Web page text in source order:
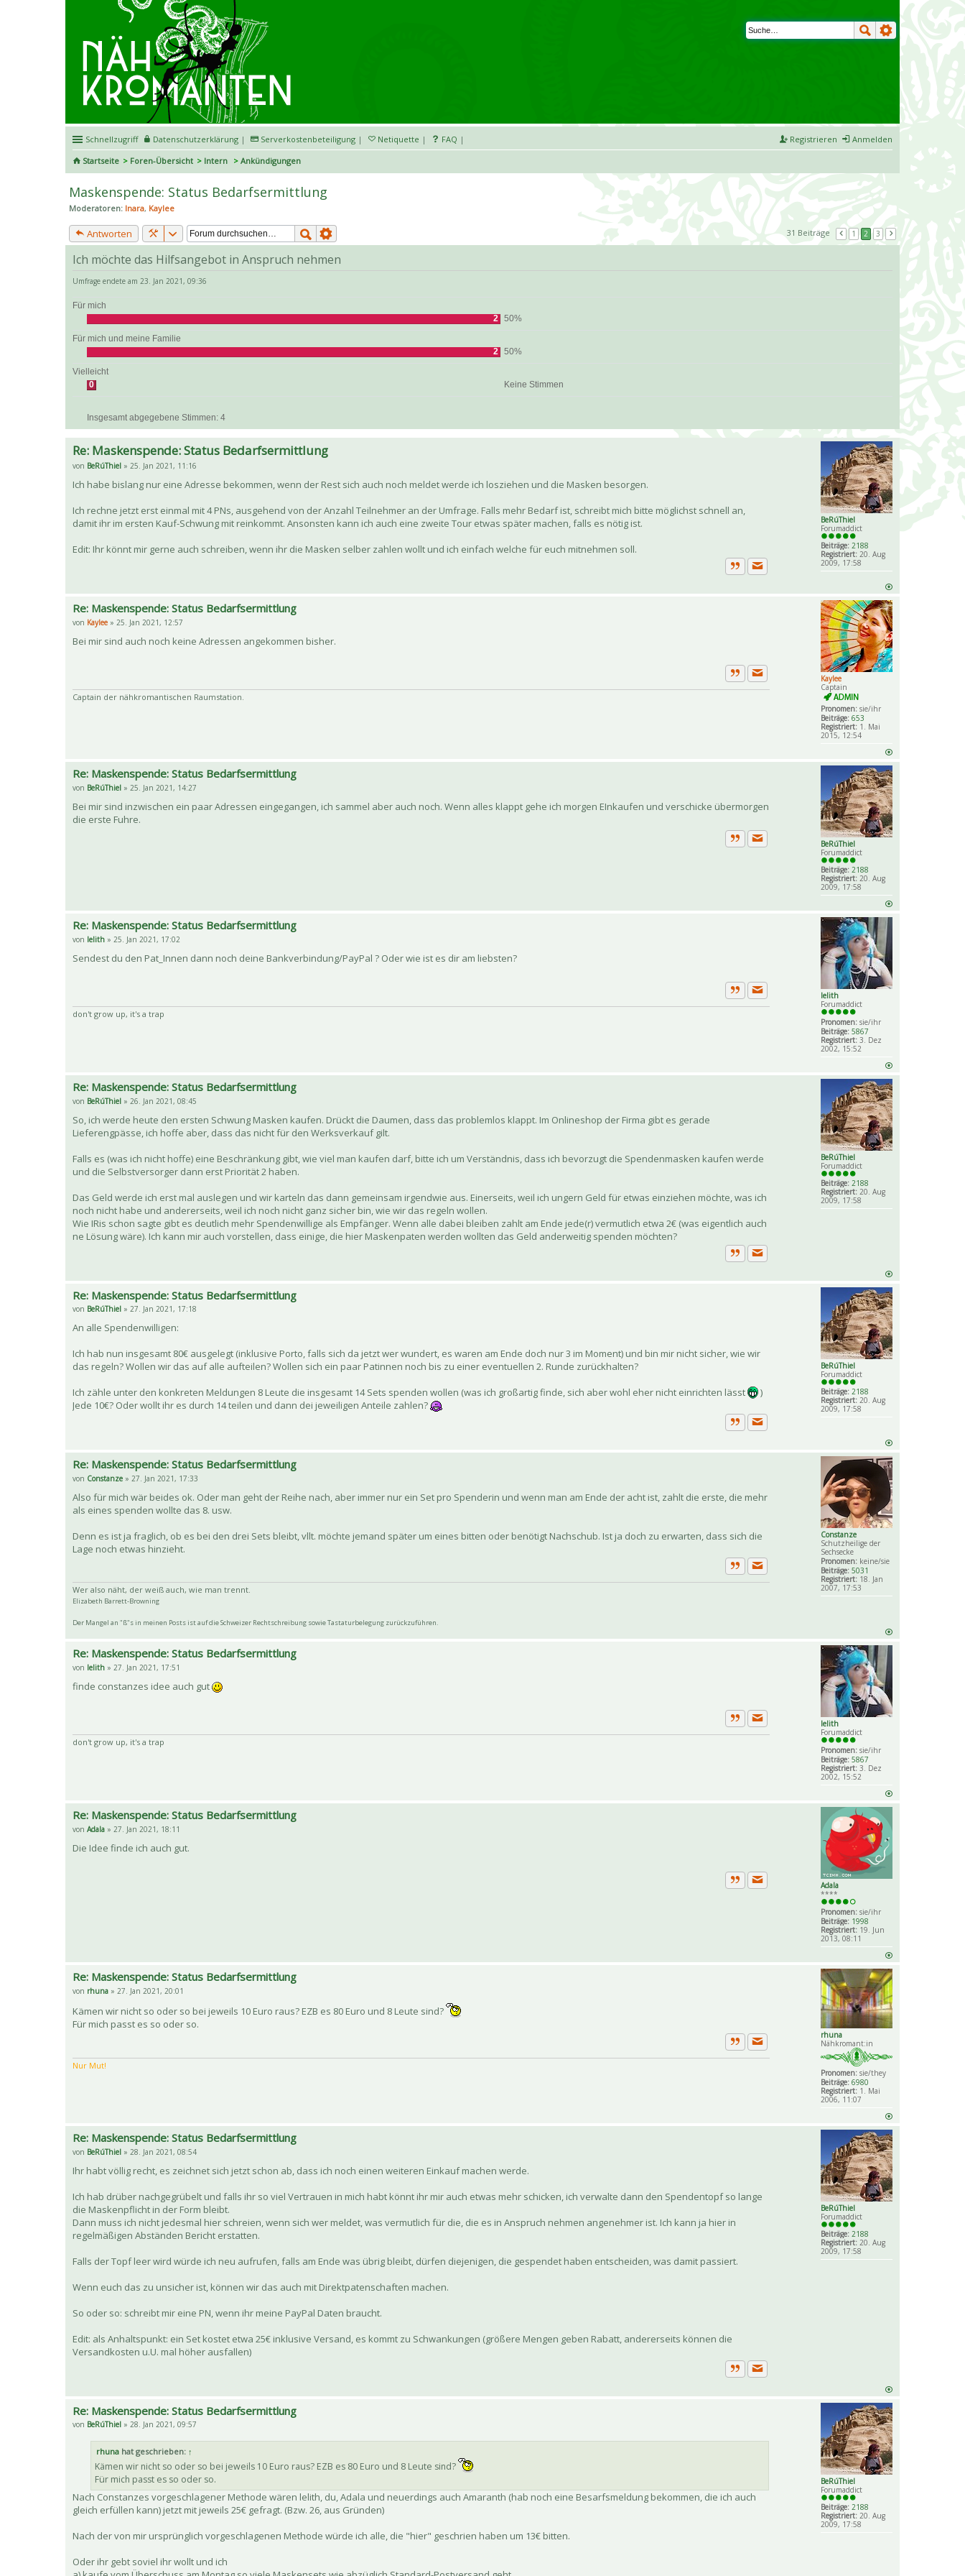
Schnellzugriff Datenschutzerklärung | Serverkostenbeteiligung | Netiquette | FAQ | Anmelden
Registrieren
Startseite
Foren-Übersicht Intern Ankündigungen
Maskenspende: Status Bedarfsermittlung
Moderatoren: Inara, Kaylee
Antworten 31 Beiträge 1 2 3
Ich möchte das Hilfsangebot in Anspruch nehmen
Umfrage endete am 23. Jan 2021, 09:36
Für mich
2 50%
Für mich und meine Familie
2 50%
Vielleicht
0
Keine Stimmen
Insgesamt abgegebene Stimmen: 4
BeRúThiel
Forumaddict
Beiträge: 2188
Registriert: 20. Aug
2009, 17:58
Re: Maskenspende: Status Bedarfsermittlung
von BeRúThiel » 25. Jan 2021, 11:16
Ich habe bislang nur eine Adresse bekommen, wenn der Rest sich auch noch meldet werde ich losziehen und die Masken besorgen.
Ich rechne jetzt erst einmal mit 4 PNs, ausgehend von der Anzahl Teilnehmer an der Umfrage. Falls mehr Bedarf ist, schreibt mich bitte möglichst schnell an,
damit ihr im ersten Kauf-Schwung mit reinkommt. Ansonsten kann ich auch eine zweite Tour etwas später machen, falls es nötig ist.
Edit: Ihr könnt mir gerne auch schreiben, wenn ihr die Masken selber zahlen wollt und ich einfach welche für euch mitnehmen soll.
ZitatPrivate Nachricht senden
Kaylee
Captain
Pronomen: sie/ihr
Beiträge: 653
Registriert: 1. Mai
2015, 12:54
Re: Maskenspende: Status Bedarfsermittlung
von Kaylee » 25. Jan 2021, 12:57
Bei mir sind auch noch keine Adressen angekommen bisher.
ZitatPrivate Nachricht senden
Captain der nähkromantischen Raumstation.
BeRúThiel
Forumaddict
Beiträge: 2188
Registriert: 20. Aug
2009, 17:58
Re: Maskenspende: Status Bedarfsermittlung
von BeRúThiel » 25. Jan 2021, 14:27
Bei mir sind inzwischen ein paar Adressen eingegangen, ich sammel aber auch noch. Wenn alles klappt gehe ich morgen EInkaufen und verschicke übermorgen
die erste Fuhre.
ZitatPrivate Nachricht senden
lelith
Forumaddict
Pronomen: sie/ihr
Beiträge: 5867
Registriert: 3. Dez
2002, 15:52
Re: Maskenspende: Status Bedarfsermittlung
von lelith » 25. Jan 2021, 17:02
Sendest du den Pat_Innen dann noch deine Bankverbindung/PayPal ? Oder wie ist es dir am liebsten?
ZitatPrivate Nachricht senden
don't grow up, it's a trap
BeRúThiel
Forumaddict
Beiträge: 2188
Registriert: 20. Aug
2009, 17:58
Re: Maskenspende: Status Bedarfsermittlung
von BeRúThiel » 26. Jan 2021, 08:45
So, ich werde heute den ersten Schwung Masken kaufen. Drückt die Daumen, dass das problemlos klappt. Im Onlineshop der Firma gibt es gerade
Lieferengpässe, ich hoffe aber, dass das nicht für den Werksverkauf gilt.
Falls es (was ich nicht hoffe) eine Beschränkung gibt, wie viel man kaufen darf, bitte ich um Verständnis, dass ich bevorzugt die Spendenmasken kaufen werde
und die Selbstversorger dann erst Priorität 2 haben.
Das Geld werde ich erst mal auslegen und wir karteln das dann gemeinsam irgendwie aus. Einerseits, weil ich ungern Geld für etwas einziehen möchte, was ich
noch nicht habe und andererseits, weil ich noch nicht ganz sicher bin, wie wir das regeln wollen.
Wie IRis schon sagte gibt es deutlich mehr Spendenwillige als Empfänger. Wenn alle dabei bleiben zahlt am Ende jede(r) vermutlich etwa 2€ (was eigentlich auch
ne Lösung wäre). Ich kann mir auch vorstellen, dass einige, die hier Maskenpaten werden wollten das Geld anderweitig spenden möchten?
ZitatPrivate Nachricht senden
BeRúThiel
Forumaddict
Beiträge: 2188
Registriert: 20. Aug
2009, 17:58
Re: Maskenspende: Status Bedarfsermittlung
von BeRúThiel » 27. Jan 2021, 17:18
An alle Spendenwilligen:
Ich hab nun insgesamt 80€ ausgelegt (inklusive Porto, falls sich da jetzt wer wundert, es waren am Ende doch nur 3 im Moment) und bin mir nicht sicher, wie wir
das regeln? Wollen wir das auf alle aufteilen? Wollen sich ein paar Patinnen noch bis zu einer eventuellen 2. Runde zurückhalten?
Ich zähle unter den konkreten Meldungen 8 Leute die insgesamt 14 Sets spenden wollen (was ich großartig finde, sich aber wohl eher nicht einrichten lässt
)
Jede 10€? Oder wollt ihr es durch 14 teilen und dann dei jeweiligen Anteile zahlen?
ZitatPrivate Nachricht senden
Constanze
Schutzheilige der
Sechsecke
Pronomen: keine/sie
Beiträge: 5031
Registriert: 18. Jan
2007, 17:53
Re: Maskenspende: Status Bedarfsermittlung
von Constanze » 27. Jan 2021, 17:33
Also für mich wär beides ok. Oder man geht der Reihe nach, aber immer nur ein Set pro Spenderin und wenn man am Ende der acht ist, zahlt die erste, die mehr
als eines spenden wollte das 8. usw.
Denn es ist ja fraglich, ob es bei den drei Sets bleibt, vllt. möchte jemand später um eines bitten oder benötigt Nachschub. Ist ja doch zu erwarten, dass sich die
Lage noch etwas hinzieht.
ZitatPrivate Nachricht senden
Wer also näht, der weiß auch, wie man trennt.
Elizabeth Barrett-Browning
Der Mangel an "ß"s in meinen Posts ist auf die Schweizer Rechtschreibung sowie Tastaturbelegung zurückzuführen.
lelith
Forumaddict
Pronomen: sie/ihr
Beiträge: 5867
Registriert: 3. Dez
2002, 15:52
Re: Maskenspende: Status Bedarfsermittlung
von lelith » 27. Jan 2021, 17:51
finde constanzes idee auch gut
ZitatPrivate Nachricht senden
don't grow up, it's a trap
Adala
****
Pronomen: sie/ihr
Beiträge: 1998
Registriert: 19. Jun
2013, 08:11
Re: Maskenspende: Status Bedarfsermittlung
von Adala » 27. Jan 2021, 18:11
Die Idee finde ich auch gut.
ZitatPrivate Nachricht senden
rhuna
Nähkromant:in
Pronomen: sie/they
Beiträge: 6980
Registriert: 1. Mai
2006, 11:07
Re: Maskenspende: Status Bedarfsermittlung
von rhuna » 27. Jan 2021, 20:01
Kämen wir nicht so oder so bei jeweils 10 Euro raus? EZB es 80 Euro und 8 Leute sind?
Für mich passt es so oder so.
ZitatPrivate Nachricht senden
Nur Mut!
BeRúThiel
Forumaddict
Beiträge: 2188
Registriert: 20. Aug
2009, 17:58
Re: Maskenspende: Status Bedarfsermittlung
von BeRúThiel » 28. Jan 2021, 08:54
Ihr habt völlig recht, es zeichnet sich jetzt schon ab, dass ich noch einen weiteren Einkauf machen werde.
Ich hab drüber nachgegrübelt und falls ihr so viel Vertrauen in mich habt könnt ihr mir auch etwas mehr schicken, ich verwalte dann den Spendentopf so lange
die Maskenpflicht in der Form bleibt.
Dann muss ich nicht jedesmal hier schreien, wenn sich wer meldet, was vermutlich für die, die es in Anspruch nehmen angenehmer ist. Ich kann ja hier in
regelmäßigen Abständen Bericht erstatten.
Falls der Topf leer wird würde ich neu aufrufen, falls am Ende was übrig bleibt, dürfen diejenigen, die gespendet haben entscheiden, was damit passiert.
Wenn euch das zu unsicher ist, können wir das auch mit Direktpatenschaften machen.
So oder so: schreibt mir eine PN, wenn ihr meine PayPal Daten braucht.
Edit: als Anhaltspunkt: ein Set kostet etwa 25€ inklusive Versand, es kommt zu Schwankungen (größere Mengen geben Rabatt, andererseits können die
Versandkosten u.U. mal höher ausfallen)
ZitatPrivate Nachricht senden
BeRúThiel
Forumaddict
Beiträge: 2188
Registriert: 20. Aug
2009, 17:58
Re: Maskenspende: Status Bedarfsermittlung
von BeRúThiel » 28. Jan 2021, 09:57
rhuna hat geschrieben: ↑
Kämen wir nicht so oder so bei jeweils 10 Euro raus? EZB es 80 Euro und 8 Leute sind?
Für mich passt es so oder so.
Nach Constanzes vorgeschlagener Methode wären lelith, du, Adala und neuerdings auch Amaranth (hab noch eine Besarfsmeldung bekommen, die ich auch
gleich erfüllen kann) jetzt mit jeweils 25€ gefragt. (Bzw. 26, aus Gründen)
Nach der von mir ursprünglich vorgeschlagenen Methode würde ich alle, die "hier" geschrien haben um 13€ bitten.
Oder ihr gebt soviel ihr wollt und ich